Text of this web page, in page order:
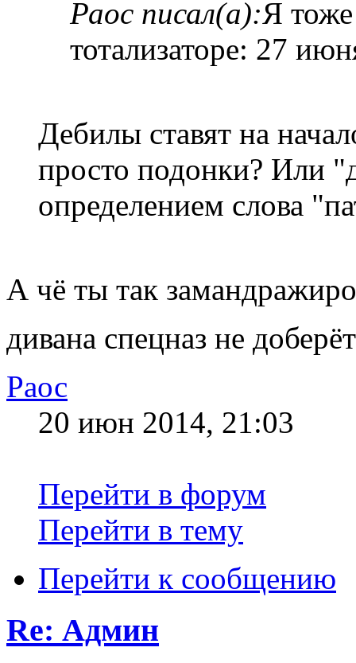
Раос писал(а):Я
тотализаторе: 27
Дебилы ставят на
просто подонки? Или
определением слова
А чё ты так
дивана спецназ не
Раос
20 июн 2014, 21:03
Перейти в форум
Перейти в тему
Перейти к сообщению
Re: Админ